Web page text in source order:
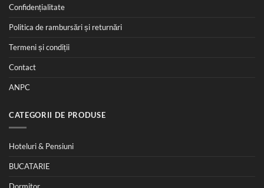
Confidențialitate
Politica de rambursări și returnări
Termeni și condiții
Contact
ANPC
CATEGORII DE PRODUSE
Hoteluri & Pensiuni
BUCATARIE
Dormitor